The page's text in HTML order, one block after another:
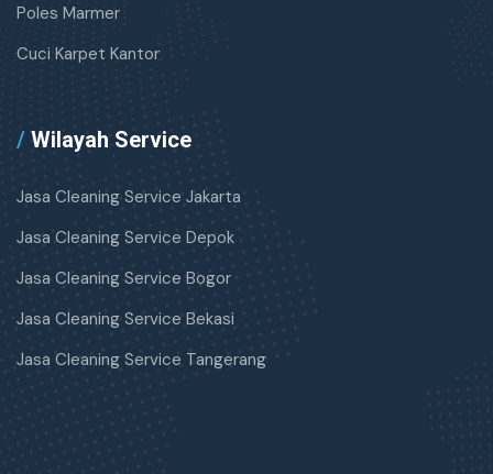
Poles Marmer
Cuci Karpet Kantor
/ Wilayah Service
Jasa Cleaning Service Jakarta
Jasa Cleaning Service Depok
Jasa Cleaning Service Bogor
Jasa Cleaning Service Bekasi
Jasa Cleaning Service Tangerang